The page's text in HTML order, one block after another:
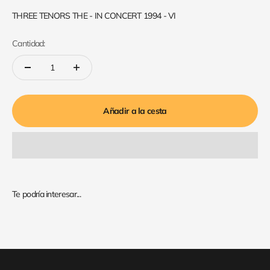
THREE TENORS THE - IN CONCERT 1994 - VI
Cantidad:
Añadir a la cesta